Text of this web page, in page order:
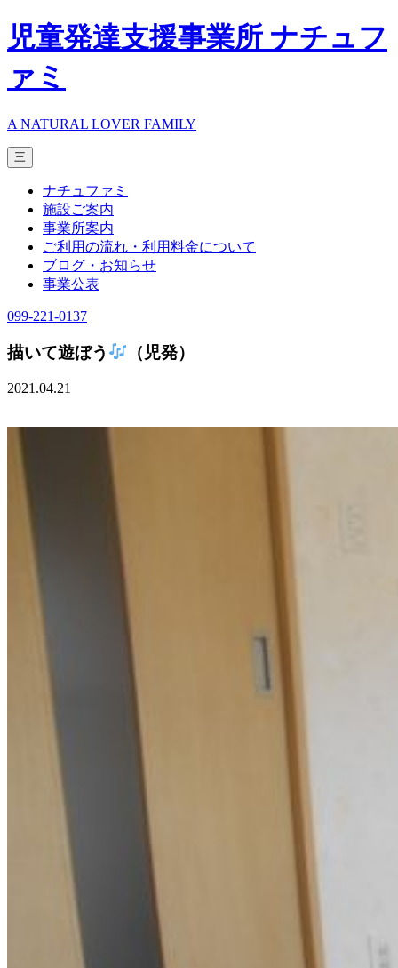
児童発達支援事業所 ナチュフ
ァミ
A NATURAL LOVER FAMILY
三
ナチュファミ
施設ご案内
事業所案内
ご利用の流れ・利用料金について
ブログ・お知らせ
事業公表
099-221-0137
描いて遊ぼう （児発）
2021.04.21